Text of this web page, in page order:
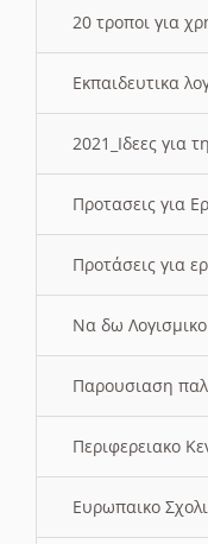
20 τροποι για
Εκπαιδευτικα
2021_Ιδεες για
Προτασεις για
Προτάσεις για
Να δω
Παρουσιαση
Περιφερειακο
Ευρωπαικο